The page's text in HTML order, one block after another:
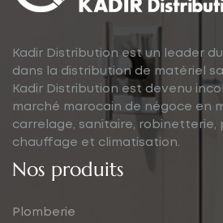
Kadir Distribution est un leader
dans la distribution de matériel
Kadir Distribution est devenu
marché marocain de négoce en
carrelage, sanitaire, robinetterie,
chauffage et climatisation.
Nos produits
Plomberie